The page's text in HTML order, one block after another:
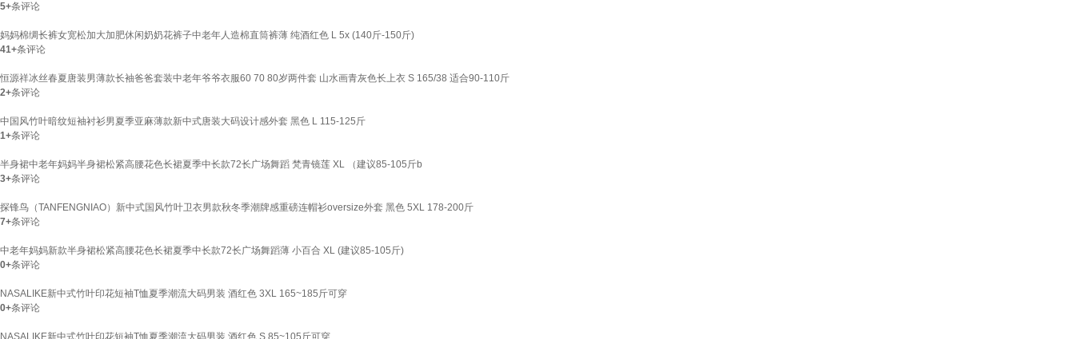
5+条评论
妈妈棉绸长裤女宽松加大加肥休闲奶奶花裤子中老年人造棉直筒裤薄 纯酒红色 L 5x (140斤-150斤)
41+条评论
恒源祥冰丝春夏唐装男薄款长袖爸爸套装中老年爷爷衣服60 70 80岁两件套 山水画青灰色长上衣 S 165/38 适合90-110斤
2+条评论
中国风竹叶暗纹短袖衬衫男夏季亚麻薄款新中式唐装大码设计感外套 黑色 L 115-125斤
1+条评论
半身裙中老年妈妈半身裙松紧高腰花色长裙夏季中长款72长广场舞蹈 梵青镜莲 XL （建议85-105斤b
3+条评论
探锋鸟（TANFENGNIAO）新中式国风竹叶卫衣男款秋冬季潮牌感重磅连帽衫oversize外套 黑色 5XL 178-200斤
7+条评论
中老年妈妈新款半身裙松紧高腰花色长裙夏季中长款72长广场舞蹈薄 小百合 XL (建议85-105斤)
0+条评论
NASALIKE新中式竹叶印花短袖T恤夏季潮流大码男装 酒红色 3XL 165~185斤可穿
0+条评论
NASALIKE新中式竹叶印花短袖T恤夏季潮流大码男装 酒红色 S 85~105斤可穿